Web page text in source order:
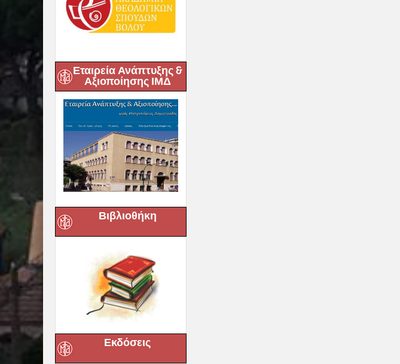
Εταιρεία Ανάπτυξης &
Αξιοποίησης ΙΜΔ
Βιβλιοθήκη
Εκδόσεις